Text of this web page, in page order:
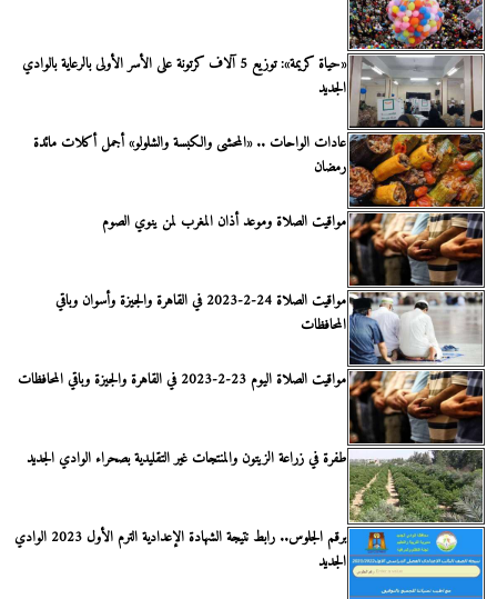
«حياة كريمة»: توزيع 5 آلاف كرتونة على الأسر الأولى بالرعاية بالوادي
الجديد
عادات الواحات .. «المحشى والكبسة والشلولو» أجمل أكلات مائدة
رمضان
مواقيت الصلاة وموعد أذان المغرب لمن ينوي الصوم
مواقيت الصلاة 24-2-2023 في القاهرة والجيزة وأسوان وباقي
المحافظات
مواقيت الصلاة اليوم 23-2-2023 في القاهرة والجيزة وباقي المحافظات
طفرة في زراعة الزيتون والمنتجات غير التقليدية بصحراء الوادي الجديد
برقم الجلوس.. رابط نتيجة الشهادة الإعدادية الترم الأول 2023 الوادي
الجديد